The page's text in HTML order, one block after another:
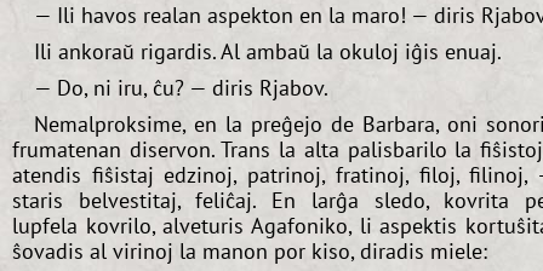
— Ili havos realan aspekton en la maro! — diris
Ili ankoraŭ rigardis. Al ambaŭ la okuloj iĝis enuaj.
— Do, ni iru, ĉu? — diris Rjabov.
Nemalproksime, en la preĝejo de Barbara, oni
frumatenan diservon. Trans la alta palisbarilo la
atendis fiŝistaj edzinoj, patrinoj, fratinoj, filoj, filinoj,
staris belvestitaj, feliĉaj. En larĝa sledo, kovrita
lupfela kovrilo, alveturis Agafoniko, li aspektis
ŝovadis al virinoj la manon por kiso, diradis miele: